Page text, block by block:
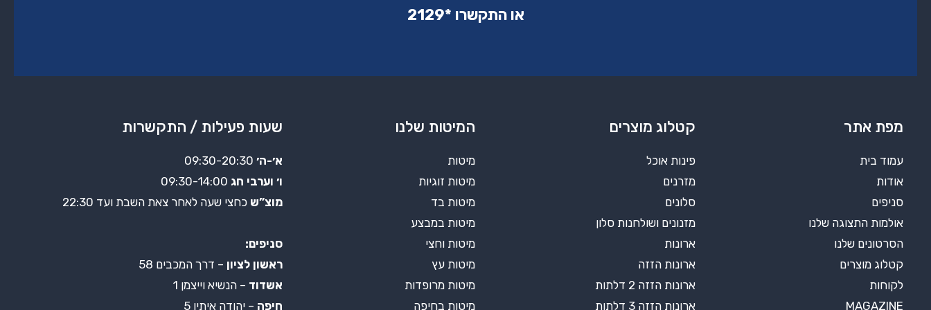
או התקשרו ‏*2129‏
מפת אתר
עמוד בית
אודות
סניפים
אולמות התצוגה שלנו
הסרטונים שלנו
קטלוג מוצרים
לקוחות
MAGAZINE
קטלוג מוצרים
פינות אוכל
מזרנים
סלונים
מזנונים ושולחנות סלון
ארונות
ארונות הזזה
ארונות הזזה 2 דלתות
ארונות הזזה 3 דלתות
המיטות שלנו
מיטות
מיטות זוגיות
מיטות בד
מיטות במבצע
מיטות וחצי
מיטות עץ
מיטות מרופדות
מיטות בחיפה
שעות פעילות / התקשרות
א׳-ה׳ 09:30-20:30
ו׳ וערבי חג
מוצ”ש כחצי שעה לאחר צאת השבת ועד 22:30
סניפים:
ראשון לציון – דרך המכבים 58
אשדוד – הנשיא וייצמן 1
חיפה – יהודה איתין 5